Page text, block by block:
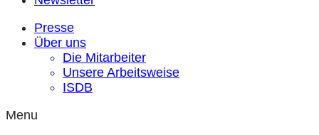
Presse
Über uns
Die Mitarbeiter
Unsere Arbeitsweise
ISDB
Menu